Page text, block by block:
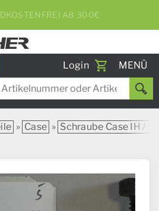
BEI WOCHENEXPRESS
Login
Toggle
MENÜ
» Case » Schraube Case IH /